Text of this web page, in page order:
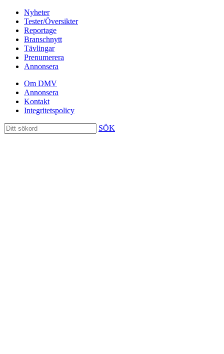
Nyheter
Tester/Översikter
Reportage
Branschnytt
Tävlingar
Prenumerera
Annonsera
Om DMV
Annonsera
Kontakt
Integritetspolicy
SÖK